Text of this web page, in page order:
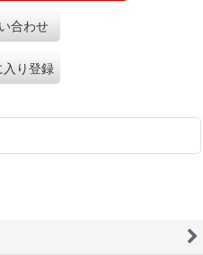
合わせ
入り登録